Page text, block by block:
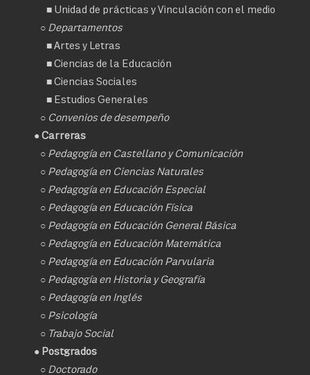
■ Unidad de prácticas y Vinculación con el medio
○ Departamentos
■Artes y Letras
■Ciencias de la Educación
■Ciencias Sociales
■ Estudios Generales
○ Convenios de desempeño
● Carreras
○ Pedagogía en Castellano y Comunicación
○ Pedagogía en Ciencias Naturales
○ Pedagogía en Educación Especial
○ Pedagogía en Educación Física
○ Pedagogía en Educación General Básica
○ Pedagogía en Educación Matemática
○ Pedagogía en Educación Parvularia
○ Pedagogía en Historia y Geografía
○ Pedagogía en Inglés
○ Psicología
○ Trabajo Social
● Postgrados
○ Doctorado